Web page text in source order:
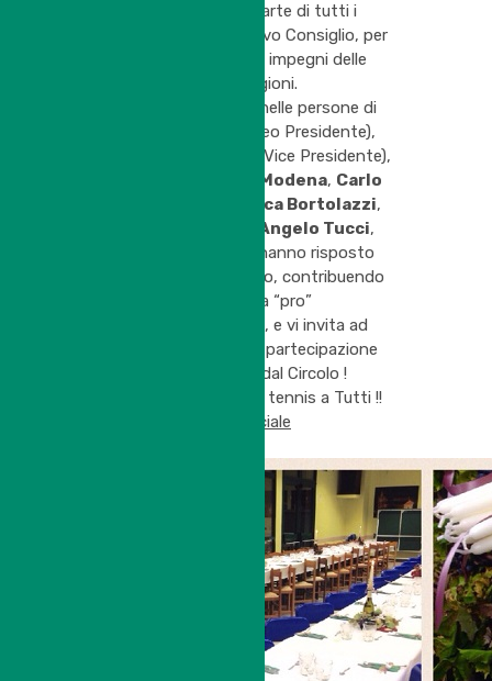
lavoro” espresso da parte di tutti i
presenti rivolto al nuovo Consiglio, per
affrontare al meglio gli impegni delle
prossime intense stagioni.
Il Consiglio Direttivo, nelle persone di
(neo Presidente),
(neo Vice Presidente),
Paola Modena, Carlo
Francesca Bortolazzi,
Angelo Tucci,
ringrazia tutti quanti hanno risposto
positivamente all’invito, contribuendo
attivamente alla causa “pro”
FIORDALISI DI CLARA, e vi invita ad
una sempre più attiva partecipazione
alle attività proposte dal Circolo !
Grazie di cuore e buon tennis a Tutti !!
Albo D’oro Torneo Sociale